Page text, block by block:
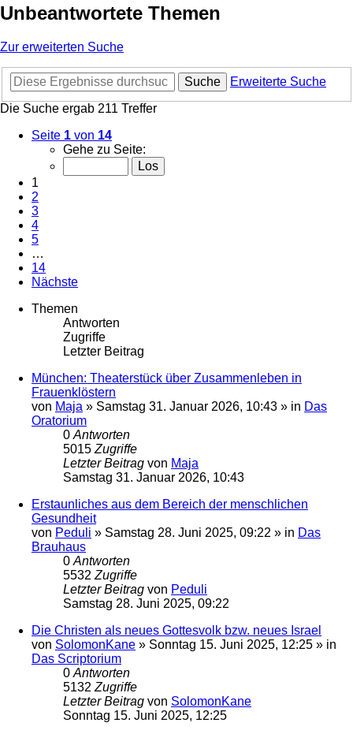
Unbeantwortete Themen
Zur erweiterten Suche
Suche
Erweiterte Suche
Die Suche ergab 211 Treffer
Seite 1 von 14
Gehe zu Seite:
1
2
3
4
5
…
14
Nächste
Themen
Antworten
Zugriffe
Letzter Beitrag
München: Theaterstück über Zusammenleben in
Frauenklöstern
von Maja » Samstag 31. Januar 2026, 10:43 » in Das
Oratorium
0 Antworten
5015 Zugriffe
Letzter Beitrag von Maja
Samstag 31. Januar 2026, 10:43
Erstaunliches aus dem Bereich der menschlichen
Gesundheit
von Peduli » Samstag 28. Juni 2025, 09:22 » in Das
Brauhaus
0 Antworten
5532 Zugriffe
Letzter Beitrag von Peduli
Samstag 28. Juni 2025, 09:22
Die Christen als neues Gottesvolk bzw. neues Israel
von SolomonKane » Sonntag 15. Juni 2025, 12:25 » in
Das Scriptorium
0 Antworten
5132 Zugriffe
Letzter Beitrag von SolomonKane
Sonntag 15. Juni 2025, 12:25